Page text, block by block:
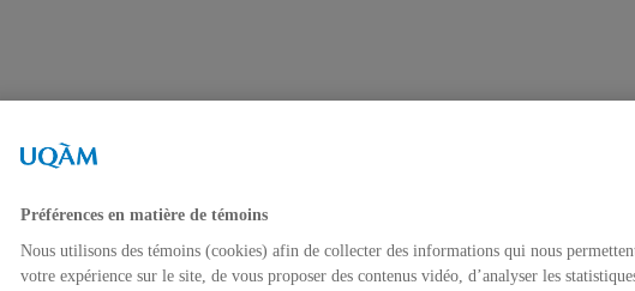
Préférences en matière de témoins
Nous utilisons des témoins (cookies) afin de collecter des informations qui nous
votre expérience sur le site, de vous proposer des contenus vidéo, d’analyser les